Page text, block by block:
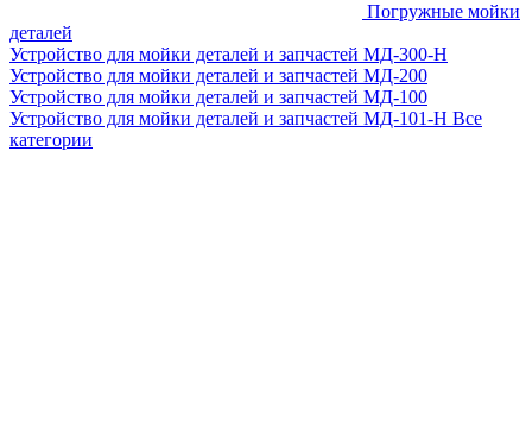
Погружные мойки
деталей
Устройство для мойки деталей и запчастей МД-300-H
Устройство для мойки деталей и запчастей МД-200
Устройство для мойки деталей и запчастей МД-100
Устройство для мойки деталей и запчастей МД-101-Н Все
категории